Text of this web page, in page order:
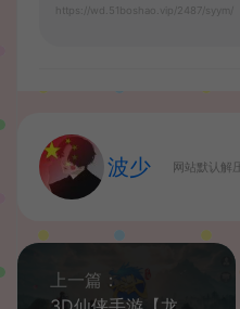
https://wd.51boshao.vip/2487/syym/
波少 网站默认解
上一篇：